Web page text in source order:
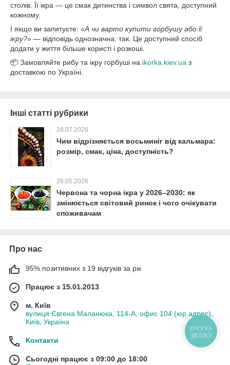
столів. Її ікра — це смак дитинства і символ свята, доступний
кожному.
І якщо ви запитуєте: «А чи варто купити горбушу або її
ікру?» — відповідь однозначна: так. Це доступний спосіб
додати у життя більше користі і розкоші.
📦 Замовляйте рибу та ікру горбуші на ikorka.kiev.ua з
доставкою по Україні.
Інші статті рубрики
28.07.2026
Чим відрізняється восьминіг від кальмара:
розмір, смак, ціна, доступність?
26.05.2026
Червона та чорна ікра у 2026–2030: як
змінюється світовий ринок і чого очікувати
споживачам
Про нас
95% позитивних з 19 відгуків за рік
Працює з 15.01.2013
м. Київ
вулиця Євгена Маланюка, 114-А, офис 104 (юр.адрес),
Київ, Україна
Контакти
Сьогодні працює з 09:00 до 18:00
КНОПКА
ЗВ'ЯЗКУ